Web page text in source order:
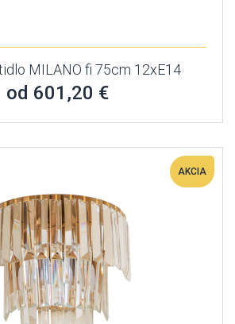
MILANO fi 75cm 12xE14
od 601,20 €
AKCIA